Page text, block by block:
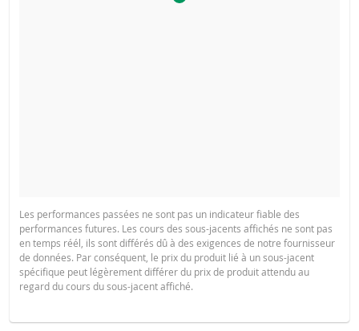
Les performances passées ne sont pas un indicateur fiable des
performances futures. Les cours des sous-jacents affichés ne sont pas
en temps réél, ils sont différés dû à des exigences de notre fournisseur
de données. Par conséquent, le prix du produit lié à un sous-jacent
spécifique peut légèrement différer du prix de produit attendu au
regard du cours du sous-jacent affiché.